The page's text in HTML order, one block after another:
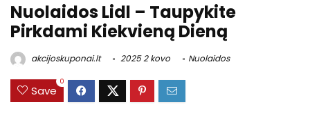
Nuolaidos Lidl – Taupykite
Pirkdami Kiekvieną Dieną
akcijoskuponai.lt 2025 2 kovo Nuolaidos
Save
0